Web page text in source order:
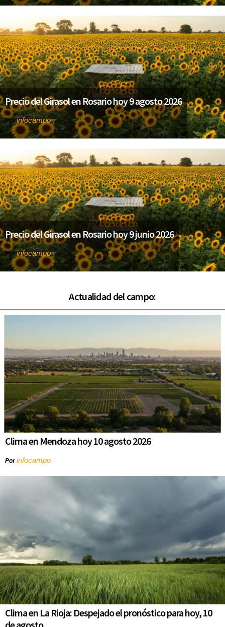
Precio del Girasol en Rosario hoy 9 agosto 2026
Porinfocampo
Precio del Girasol en Rosario hoy 9 junio 2026
Porinfocampo
Actualidad del campo:
Clima en Mendoza hoy 10 agosto 2026
Porinfocampo
Clima en La Rioja: Despejado el pronóstico para hoy, 10